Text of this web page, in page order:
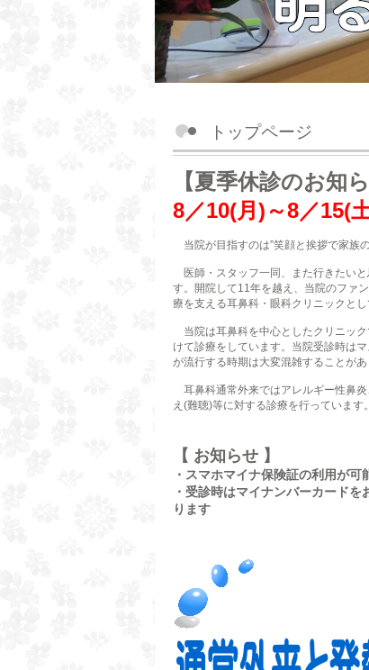
トップページ
【夏季休診のお知ら
8／10(月)～8／15(
当院が目指すのは”笑顔と挨拶で家族
医師・スタッフ一同、また行きたい
す。開院して11年を越え、当院のファ
療を支える耳鼻科・眼科クリニックと
当院は耳鼻科を中心としたクリニッ
けて診療をしています。当院受診時は
が流行する時期は大変混雑することが
耳鼻科通常外来ではアレルギー性鼻
え(難聴)等に対する診療を行っています
【 お知らせ 】
・スマホマイナ保険証の利用が可
・受診時はマイナンバーカード
ります